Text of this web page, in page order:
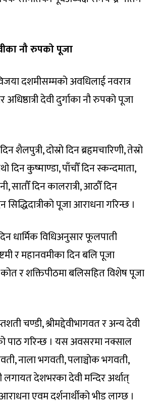
नौ रुपको पूजा
दशमीसम्मको अवधिलाई नवरात्र
अधिष्ठात्री देवी दुर्गाका नौ रुपको पूजा
शैलपुत्री, दोस्रो दिन ब्रहृमचारिणी, तेस्रो
दिन कुष्माण्डा, पाँचौँ दिन स्कन्दमाता,
सातौँ दिन कालरात्री, आठौँ दिन
सिद्धिदात्रीको पूजा आराधना गरिन्छ ।
धार्मिक विधिअनुसार फूलपाती
र महानवमीका दिन बलि पूजा
र शक्तिपीठमा बलिसहित विशेष पूजा
चण्डी, श्रीमद्देवीभागवत र अन्य देवी
पाठ गरिन्छ । यस अवसरमा नक्साल
नाला भगवती, पलाञ्चोक भगवती,
लगायत देशभरका देवी मन्दिर अर्थात्
एवम दर्शनार्थीको भीड लाग्छ ।